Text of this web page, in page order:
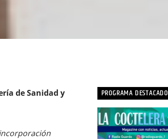
de Sanidad y
PROGRAMA DESTACADO